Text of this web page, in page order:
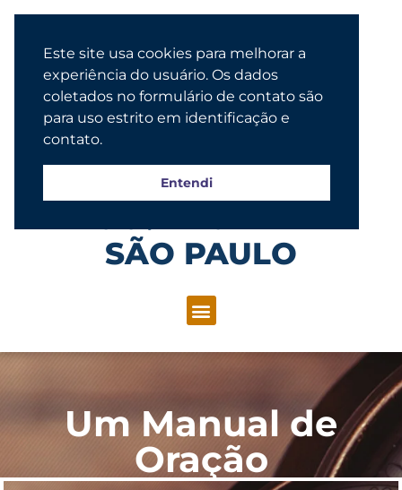
SÃO PAULO
Um Manual de
Oração
Este site usa cookies para melhorar a
experiência do usuário. Os dados
coletados no formulário de contato são
para uso estrito em identificação e
contato.
Entendi